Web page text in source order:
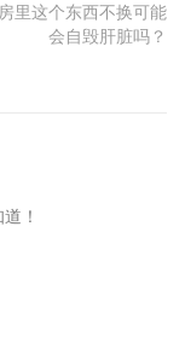
里这个东西不换可能
会自毁肝脏吗？
！